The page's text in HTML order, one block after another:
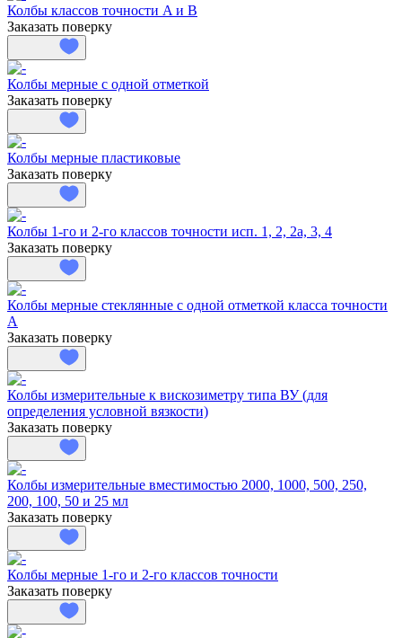
Колбы классов точности A и B
Заказать поверку
Колбы мерные с одной отметкой
Заказать поверку
Колбы мерные пластиковые
Заказать поверку
Колбы 1-го и 2-го классов точности исп. 1, 2, 2а, 3, 4
Заказать поверку
Колбы мерные стеклянные с одной отметкой класса точности
A
Заказать поверку
Колбы измерительные к вискозиметру типа ВУ (для
определения условной вязкости)
Заказать поверку
Колбы измерительные вместимостью 2000, 1000, 500, 250,
200, 100, 50 и 25 мл
Заказать поверку
Колбы мерные 1-го и 2-го классов точности
Заказать поверку